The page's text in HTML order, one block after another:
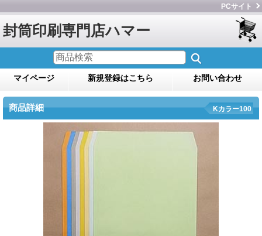
PCサイト
封筒印刷専門店ハマー
マイページ 新規登録はこちら お問い合わせ
商品詳細 Kカラー100